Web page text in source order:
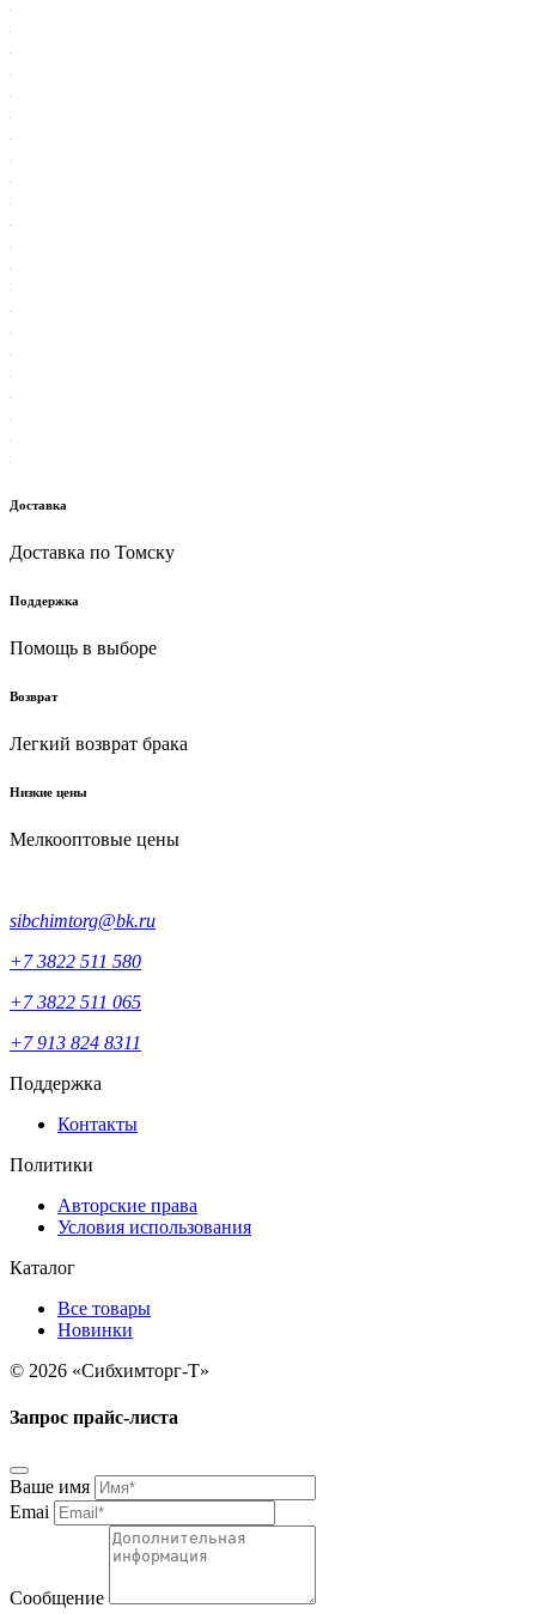
Доставка
Доставка по Томску
Поддержка
Помощь в выборе
Возврат
Легкий возврат брака
Низкие цены
Мелкооптовые цены
sibchimtorg@bk.ru
+7 3822 511 580
+7 3822 511 065
+7 913 824 8311
Поддержка
Контакты
Политики
Авторские права
Условия использования
Каталог
Все товары
Новинки
© 2026 «Сибхимторг-Т»
Запрос прайс-листа
Ваше имя
Emai
Сообщение